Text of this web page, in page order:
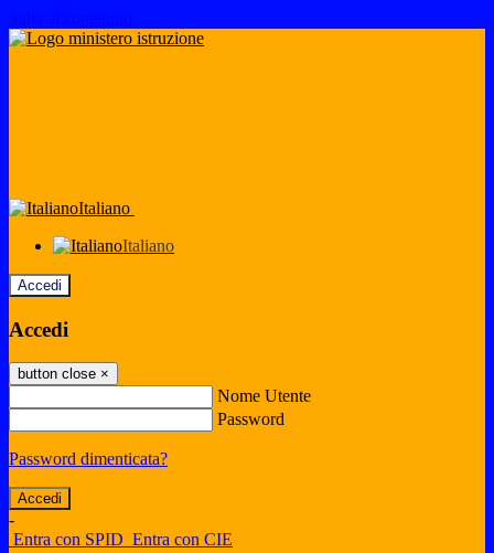
Italiano
Italiano
Accedi
Accedi
button close ×
Nome Utente
Password
Password dimenticata?
-
Entra con SPID Entra con CIE